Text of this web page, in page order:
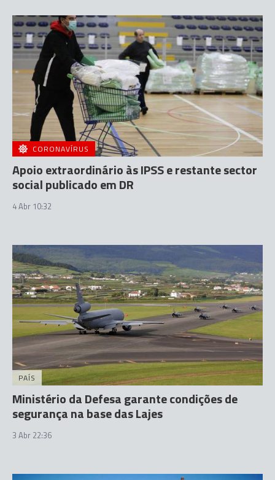
CORONAVÍRUS
Apoio extraordinário às IPSS e restante sector
social publicado em DR
4 Abr 10:32
PAÍS
Ministério da Defesa garante condições de
segurança na base das Lajes
3 Abr 22:36